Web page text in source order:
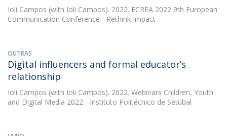
Ioli Campos (with Ioli Campos). 2022. ECREA 2022 9th European
Communication Conference - Rethink Impact
OUTRAS
Digital influencers and formal educator’s
relationship
Ioli Campos (with Ioli Campos). 2022. Webinars Children, Youth
and Digital Media 2022 - Instituto Politécnico de Setúbal